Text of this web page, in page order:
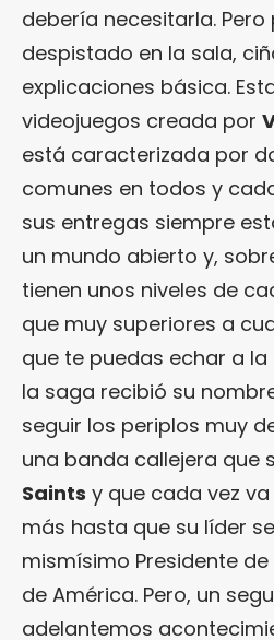
debería necesitarla. Pero
despistado en la sala,
explicaciones básica.
videojuegos creada por
está caracterizada por
comunes en todos y
sus entregas siempre
un mundo abierto y,
tienen unos niveles de
que muy superiores a
que te puedas echar a la
la saga recibió su
seguir los periplos muy
una banda callejera que
Saints y que cada vez
más hasta que su líder
mismísimo Presidente
de América. Pero, un
adelantemos